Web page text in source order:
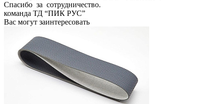
Спасибо за сотрудничество.
команда ТД “ПИК РУС”
Вас могут заинтересовать